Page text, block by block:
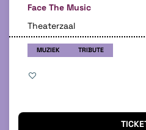
Face The Music
Theaterzaal
MUZIEK TRIBUTE